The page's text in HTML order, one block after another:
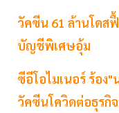
วัคซีน 61 ล้านโดส
บัญชีพิเศษอุ้ม
ซีอีโอไมเนอร์ ร้อง
วัคซีนโควิดต่อธุรกิ